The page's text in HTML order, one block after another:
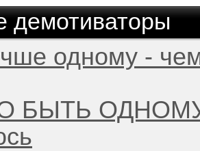
демотиваторы
одному -
БЫТЬ ОДНОМУ